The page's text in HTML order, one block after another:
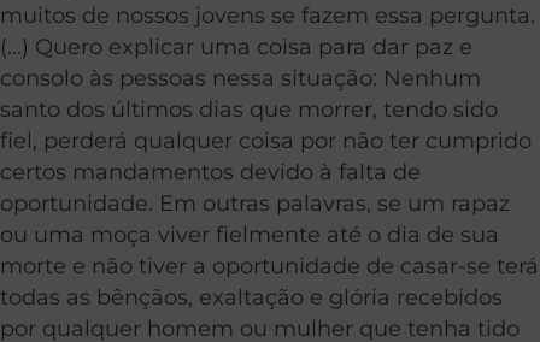
muitos de nossos jovens se fazem essa pergunta.
(…) Quero explicar uma coisa para dar paz e
consolo às pessoas nessa situação: Nenhum
santo dos últimos dias que morrer, tendo sido
fiel, perderá qualquer coisa por não ter cumprido
certos mandamentos devido à falta de
oportunidade. Em outras palavras, se um rapaz
ou uma moça viver fielmente até o dia de sua
morte e não tiver a oportunidade de casar-se terá
todas as bênçãos, exaltação e glória recebidos
por qualquer homem ou mulher que tenha tido